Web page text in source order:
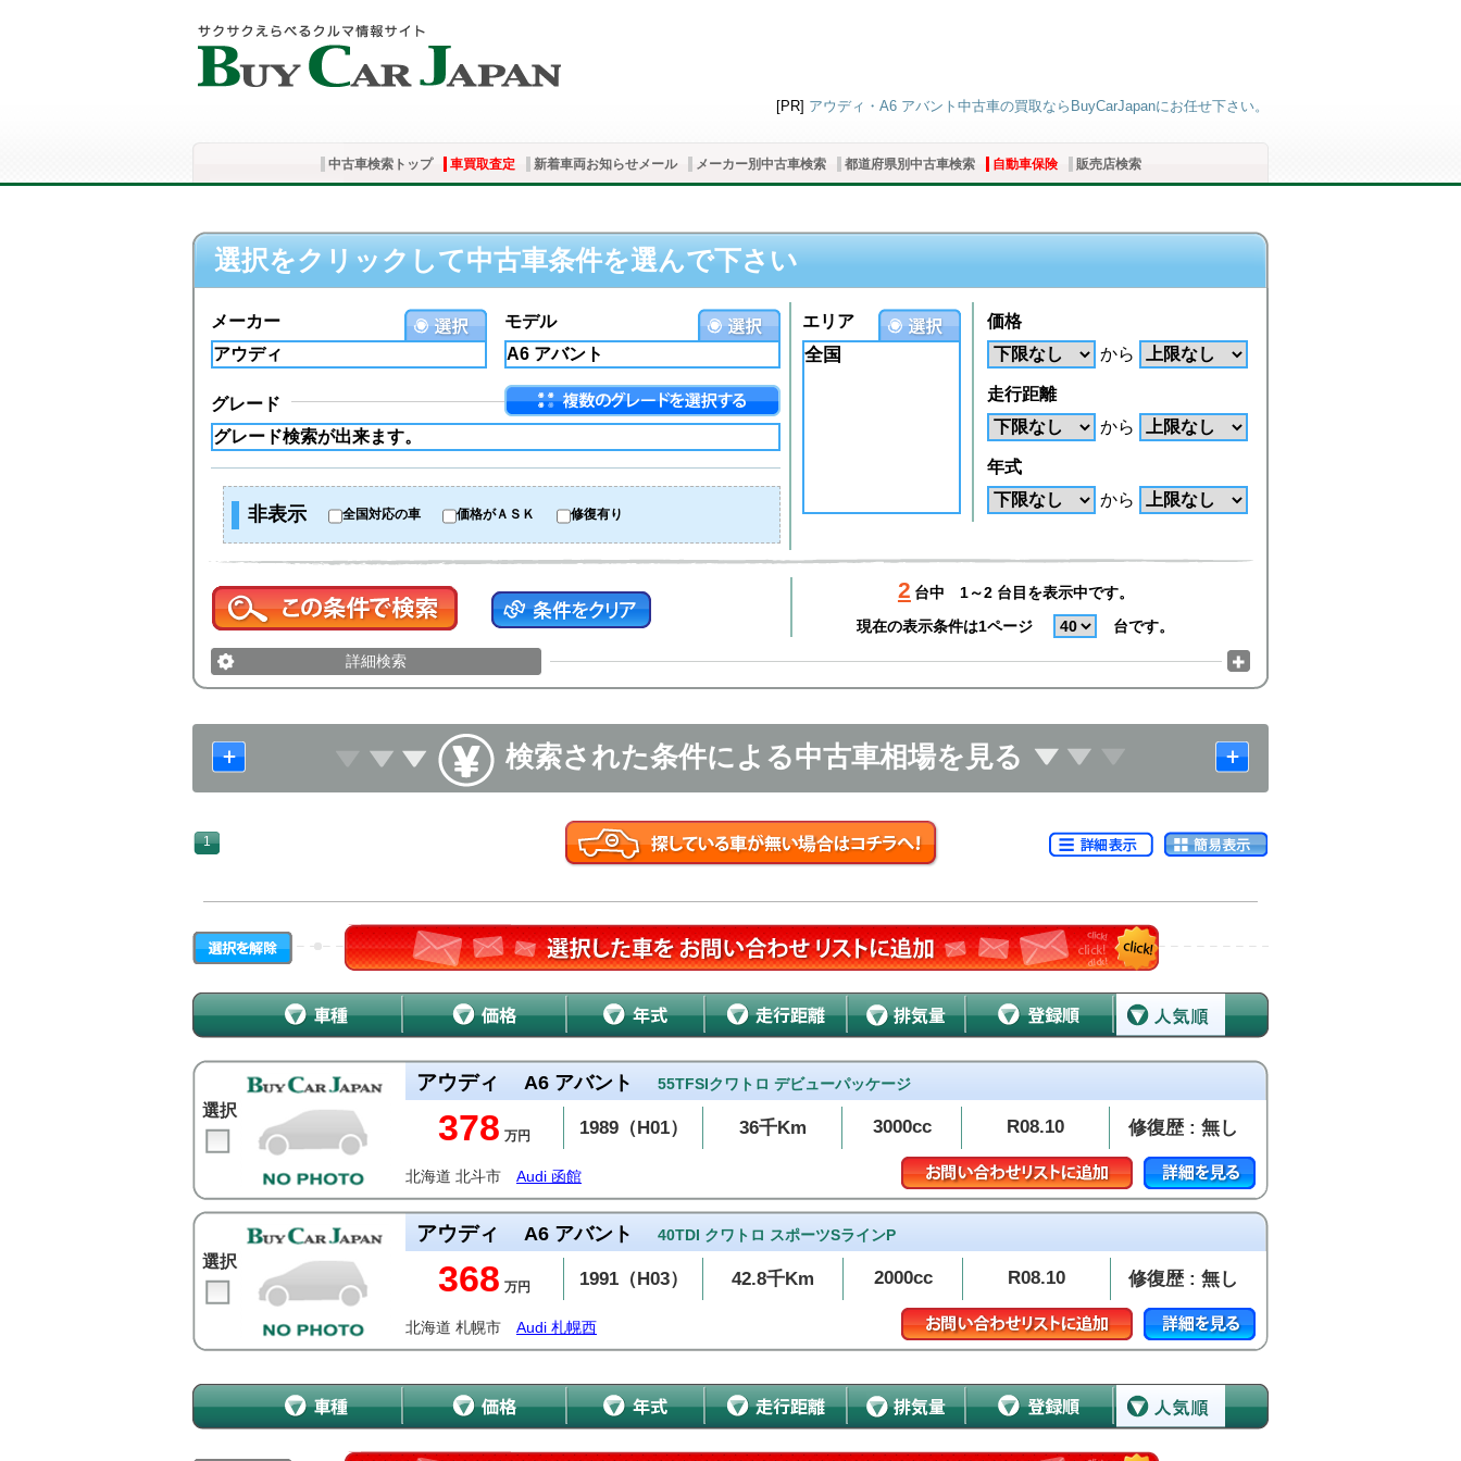
[PR] アウディ・A6 アバント中古車の買取ならBuyCarJapanにお任せ下さい。
中古車検索トップ 車買取査定 新着車両お知らせメール メーカー別中古車検索 都道府県別中古車検索 自動車保険 販売店検索
選択をクリックして中古車条件を選んで下さい
モデル
メーカー
グレード
非表示 全国対応の車 価格がＡＳＫ 修復有り
エリア
全国
価格
から
走行距離
から
年式
から
2 台中
1～2 台目を表示中です。
現在の表示条件は1ページ
台です。
詳細検索
検索された条件による中古車相場を見る
1
選択
アウディ A6 アバント 55TFSIクワトロ デビューパッケージ
378 万円 1989（H01） 36千Km 3000cc R08.10 修復歴 : 無し
北海道 北斗市 Audi 函館
選択
アウディ A6 アバント 40TDI クワトロ スポーツSラインP
368 万円 1991（H03） 42.8千Km 2000cc R08.10 修復歴 : 無し
北海道 札幌市 Audi 札幌西